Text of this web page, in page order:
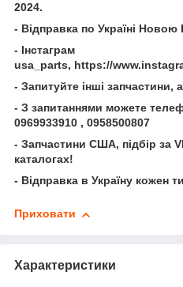
2024.
- Відправка по Україні
- Інстаграм
usa_parts, https://
- Запитуйте інші запчастини,
- З запитаннями можете
0969933910 , 0958500807
- Запчастини США, підбір за
каталогах!
- Відправка в Україну кожен
Приховати
Характеристики